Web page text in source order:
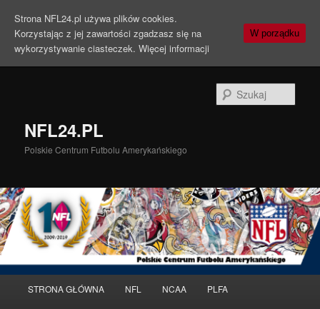
NFL24.PL
Polskie Centrum Futbolu Amerykańskiego
główne
Przeskocz
STRONA GŁÓWNA NFL NCAA PLFA
Strona NFL24.pl używa plików cookies.
Korzystając z jej zawartości zgadzasz się na
wykorzystywanie ciasteczek. Więcej informacji
W porządku